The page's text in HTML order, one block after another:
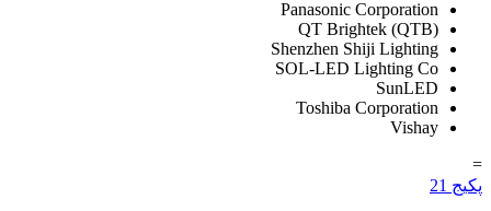
Panasonic Corporation
QT Brightek (QTB)
Shenzhen Shiji Lighting
SOL-LED Lighting Co
SunLED
Toshiba Corporation
Vishay
=
پکیج 21